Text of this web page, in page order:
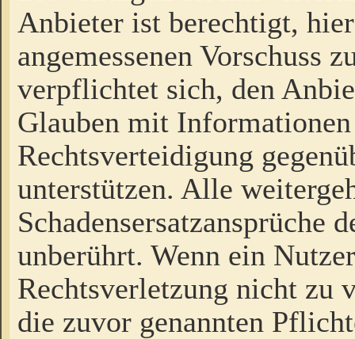
Anbieter ist berechtigt,
angemessenen Vorschuss
verpflichtet sich, den
Glauben mit
Rechtsverteidigung
unterstützen. Alle
Schadensersatzansprüche
unberührt. Wenn ein
Rechtsverletzung nicht zu
die zuvor genannten